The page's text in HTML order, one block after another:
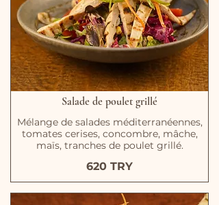
Salade de poulet grillé
Mélange de salades méditerranéennes,
tomates cerises, concombre, mâche,
maïs, tranches de poulet grillé.
620 TRY